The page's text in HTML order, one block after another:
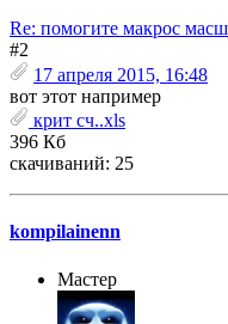
Re: помогите макрос
#2
17 апреля 2015, 16:48
вот этот например
крит сч..xls
396 Кб
скачиваний: 25
kompilainenn
Мастер